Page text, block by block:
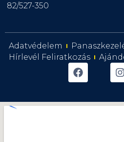
82/527-350
Adatvédelem
Hírlevél Feliratkozás